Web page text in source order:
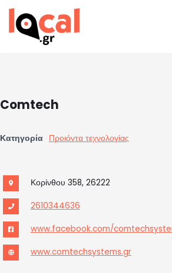
Μεταπηδήστε
Comtech
Κατηγορία Προιόντα τεχνολογίας
Κορίνθου 358, 26222
2610344636
www.facebook.com/
www.comtechsystems.gr